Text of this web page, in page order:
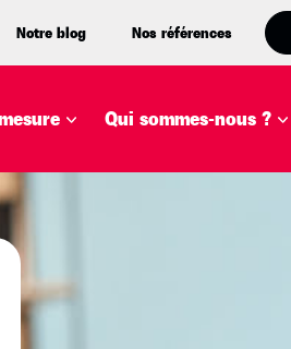
Notre blog Nos références
Qui sommes-nous ?